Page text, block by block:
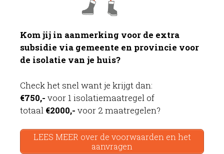
Kom jij in aanmerking voor de extra
subsidie via gemeente en provincie voor
de isolatie van je huis?
Check het snel want je krijgt dan:
€750,- voor 1 isolatiemaatregel of
totaal €2000,- voor 2 maatregelen?
LEES MEER over de voorwaarden en het
aanvragen